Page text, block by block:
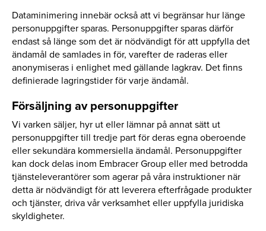
Dataminimering innebär också att vi begränsar hur länge
personuppgifter sparas. Personuppgifter sparas därför
endast så länge som det är nödvändigt för att uppfylla det
ändamål de samlades in för, varefter de raderas eller
anonymiseras i enlighet med gällande lagkrav. Det finns
definierade lagringstider för varje ändamål.
Försäljning av personuppgifter
Vi varken säljer, hyr ut eller lämnar på annat sätt ut
personuppgifter till tredje part för deras egna oberoende
eller sekundära kommersiella ändamål. Personuppgifter
kan dock delas inom Embracer Group eller med betrodda
tjänsteleverantörer som agerar på våra instruktioner när
detta är nödvändigt för att leverera efterfrågade produkter
och tjänster, driva vår verksamhet eller uppfylla juridiska
skyldigheter.